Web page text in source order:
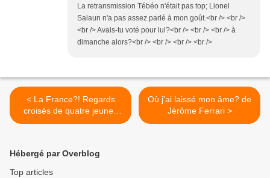
La retransmission Tébéo n'était pas top; Lionel
Salaun n'a pas assez parlé à mon goût.<br /> <br />
<br /> Avais-tu voté pour lui?<br /> <br /> <br /> à
dimanche alors?<br /> <br /> <br /> <br />
< La France?! Regards
croisés de quatre jeunes
sur leur pays.
Où j'ai laissé mon âme? de
Jérôme Ferrari >
Hébergé par Overblog
Top articles